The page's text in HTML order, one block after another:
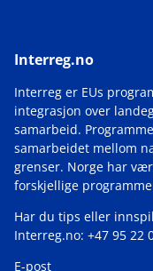
Interreg.no
Interreg er EUs
integrasjon over
samarbeid.
samarbeidet mellom
grenser. Norge har
forskjellige
Har du tips eller
Interreg.no: +47 95 22
E-post